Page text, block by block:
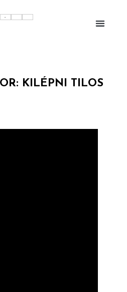
KILÉPNI TILOS